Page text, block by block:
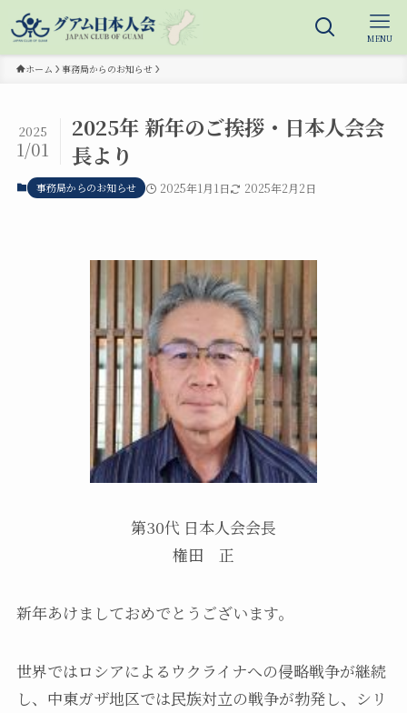
MENU
ホーム 事務局からのお知らせ
2025年 新年のご挨拶・日本人会会
長より
2025
1/01
事務局からのお知らせ 2025年1月1日 2025年2月2日
第30代 日本人会会長
権田 正
新年あけましておめでとうございます。
世界ではロシアによるウクライナへの侵略戦争が継続
し、中東ガザ地区では民族対立の戦争が勃発し、シリ